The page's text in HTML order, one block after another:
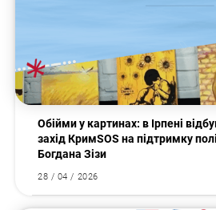
Обійми у картинах: в Ірпені
захід КримSOS на підтримку
Богдана Зізи
28 / 04 / 2026